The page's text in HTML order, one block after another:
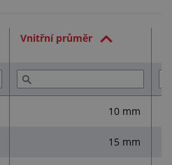
Vnitřní průměr
10 mm
15 mm